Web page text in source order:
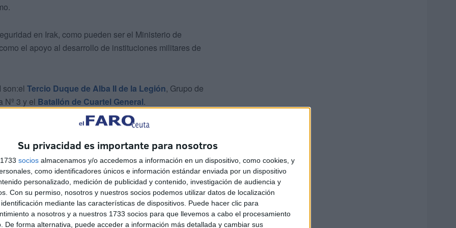
Su privacidad es importante para nosotros
socios almacenamos y/o accedemos a información en un dispositivo, como cookies, y
como identificadores únicos e información estándar enviada por un dispositivo
personalizado, medición de publicidad y contenido, investigación de audiencia y
Con su permiso, nosotros y nuestros socios podemos utilizar datos de localización
mediante las características de dispositivos. Puede hacer clic para
a nosotros y a nuestros 1733 socios para que llevemos a cabo el procesamiento
De forma alternativa, puede acceder a información más detallada y cambiar sus
en Irak, como pueden ser el Ministerio de
el apoyo al desarrollo de instituciones militares de
son:el Tercio Duque de Alba II de la Legión, Grupo de
Nº 3 y el Batallón de Cuartel General.
militares que vivir una experiencia cercana, en
para captar cada gota de sudor que
minuto y enseñanza cuenta.
una fase de adiestramiento operativo llevada a